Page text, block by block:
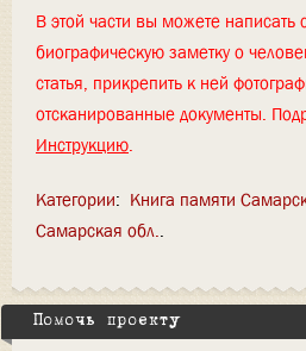
В этой части вы можете
биографическую заметку о
статья, прикрепить к ней
отсканированные документы.
Инструкцию.
Категории: Книга памяти
Самарская обл.
Помочь проекту